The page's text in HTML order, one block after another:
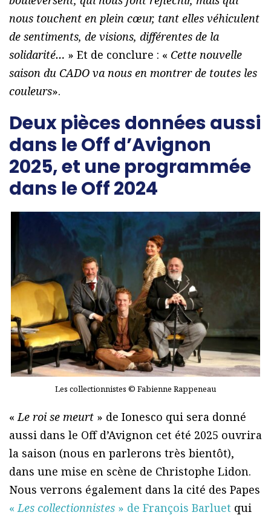
nous touchent en plein cœur, tant elles véhiculent
de sentiments, de visions, différentes de la
solidarité… » Et de conclure : « Cette nouvelle
saison du CADO va nous en montrer de toutes les
couleurs».
Deux pièces données aussi
dans le Off d’Avignon
2025, et une programmée
dans le Off 2024
Les collectionnistes © Fabienne Rappeneau
«Le roi se meurt » de Ionesco qui sera donné
aussi dans le Off d’Avignon cet été 2025 ouvrira
la saison (nous en parlerons très bientôt),
dans une mise en scène de Christophe Lidon.
Nous verrons également dans la cité des Papes
« Les collectionnistes » de François Barluet qui